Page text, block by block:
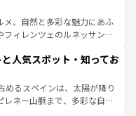
メ、自然と多彩な魅力にあふ
フィレンツェのルネッサンス
園風景やアマルフィ海岸の絶
。観光の合間には、本場の
タリア料理を堪能することも
まで、すべての瞬間を楽し
人気スポット・知ってお
めるスペインは、太陽が降り
ネー山脈まで、多彩な自然